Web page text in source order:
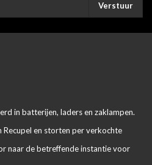
Verstuur
in batterijen, laders en zaklampen.
Recupel en storten per verkochte
naar de betreffende instantie voor